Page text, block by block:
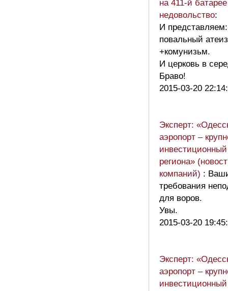
на 411-й
недовольство:
И представляем:
повальный
+комунизьм.
И церковь в
Браво!
2015-03-20
Эксперт:
аэропорт –
инвестиционный
региона»
компаний) :
требования
для воров.
Увы.
2015-03-20
Эксперт:
аэропорт –
инвестиционный